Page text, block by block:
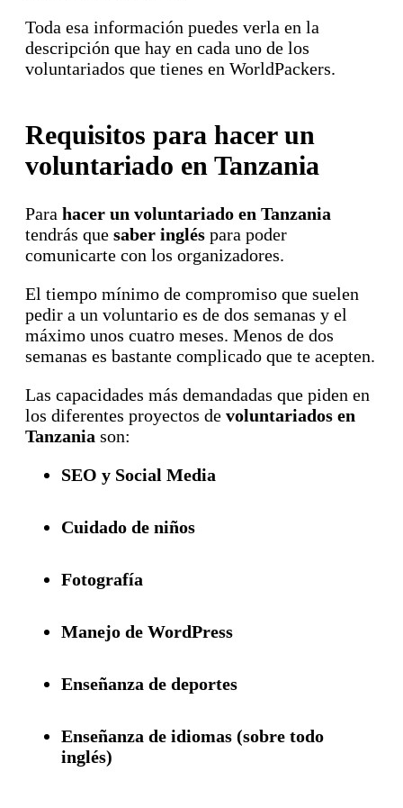
Toda esa información puedes verla en la
descripción que hay en cada uno de los
voluntariados que tienes en WorldPackers.
Requisitos para hacer un
voluntariado en Tanzania
Para hacer un voluntariado en Tanzania
tendrás que saber inglés para poder
comunicarte con los organizadores.
El tiempo mínimo de compromiso que suelen
pedir a un voluntario es de dos semanas y el
máximo unos cuatro meses. Menos de dos
semanas es bastante complicado que te acepten.
Las capacidades más demandadas que piden en
los diferentes proyectos de voluntariados en
Tanzania son:
SEO y Social Media
Cuidado de niños
Fotografía
Manejo de WordPress
Enseñanza de deportes
Enseñanza de idiomas (sobre todo
inglés)